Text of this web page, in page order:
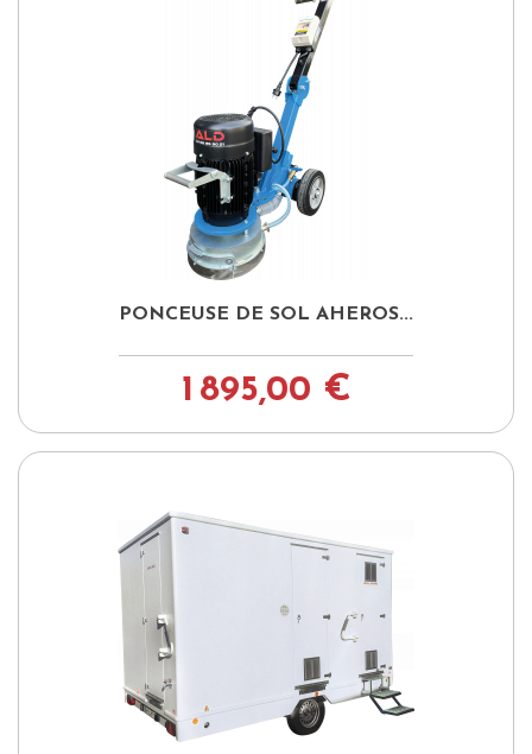
PONCEUSE DE SOL AHEROS...
1 895,00 €